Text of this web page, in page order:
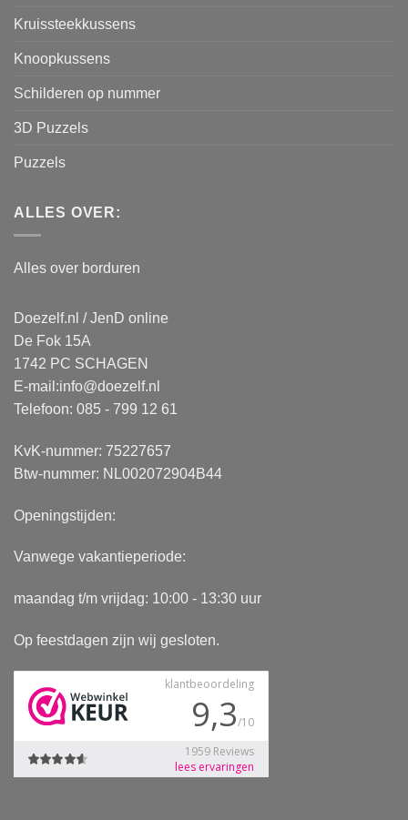
Kruissteekkussens
Knoopkussens
Schilderen op nummer
3D Puzzels
Puzzels
ALLES OVER:
Alles over borduren
Doezelf.nl / JenD online
De Fok 15A
1742 PC SCHAGEN
E-mail:info@doezelf.nl
Telefoon: 085 - 799 12 61
KvK-nummer: 75227657
Btw-nummer: NL002072904B44
Openingstijden:
Vanwege vakantieperiode:
maandag t/m vrijdag: 10:00 - 13:30 uur
Op feestdagen zijn wij gesloten.